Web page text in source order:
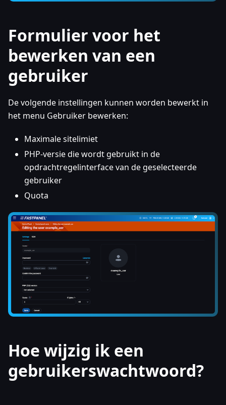
Formulier voor het
bewerken van een
gebruiker
De volgende instellingen kunnen worden bewerkt in
het menu Gebruiker bewerken:
Maximale sitelimiet
PHP-versie die wordt gebruikt in de
opdrachtregelinterface van de geselecteerde
gebruiker
Quota
Hoe wijzig ik een
gebruikerswachtwoord?